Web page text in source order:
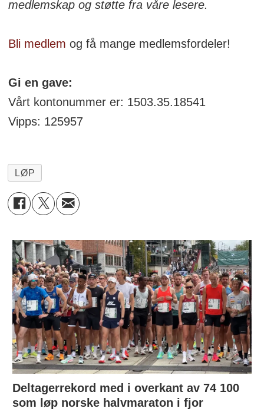
medlemskap og støtte fra våre lesere.
Bli medlem og få mange medlemsfordeler!
Gi en gave:
Vårt kontonummer er: 1503.35.18541
Vipps: 125957
LØP
Deltagerrekord med i overkant av 74 100
som løp norske halvmaraton i fjor